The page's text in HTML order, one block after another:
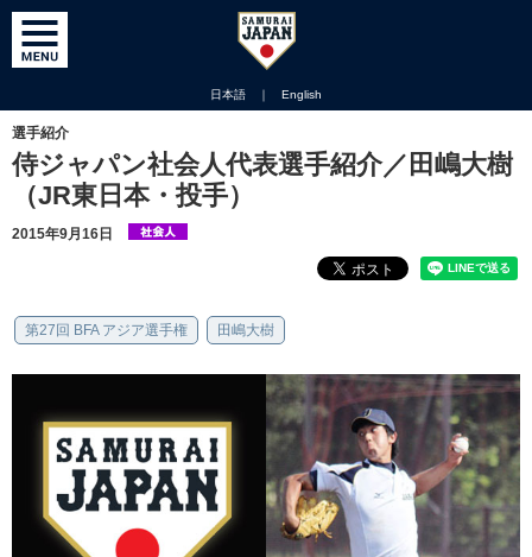
日本語 ｜ English
選手紹介
侍ジャパン社会人代表選手紹介／田嶋大樹
（JR東日本・投手）
2015年9月16日
第27回 BFA アジア選手権 田嶋大樹